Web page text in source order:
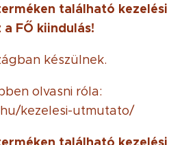
található kezelési
FŐ kiindulás!
készülnek.
olvasni róla:
kezelesi-utmutato/